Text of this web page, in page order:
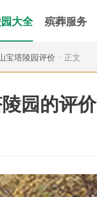
大全 殡葬服务
宝塔陵园评价 正文
园的评价